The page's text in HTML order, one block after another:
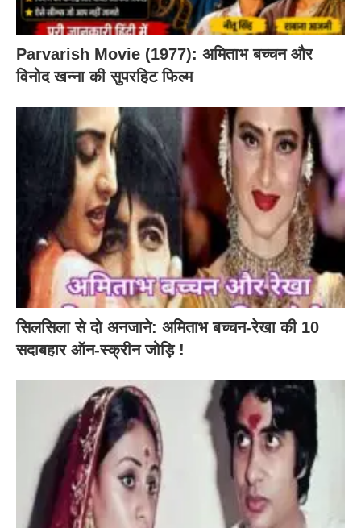
Parvarish Movie (1977): अमिताभ बच्चन और
विनोद खन्ना की सुपरहिट फिल्म
सिलसिला से दो अनजाने: अमिताभ बच्चन-रेखा की 10
सदाबहार ऑन-स्क्रीन जोड़ि !